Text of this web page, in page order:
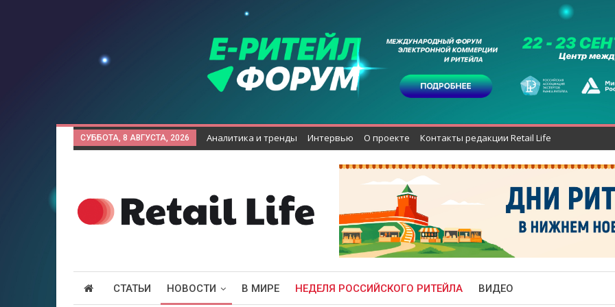
СУББОТА, 8 АВГУСТА, 2026 Аналитика и тренды Интервью О проекте Контакты редакции Retail Life
СТАТЬИ НОВОСТИ В МИРЕ НЕДЕЛЯ РОССИЙСКОГО РИТЕЙЛА ВИДЕО